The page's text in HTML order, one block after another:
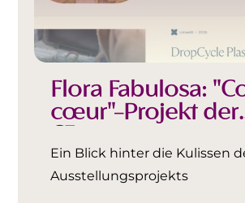
Flora Fabulosa:
cœur"-Projekt der
Œuvre
Ein Blick hinter die Kulissen
Ausstellungsprojekts